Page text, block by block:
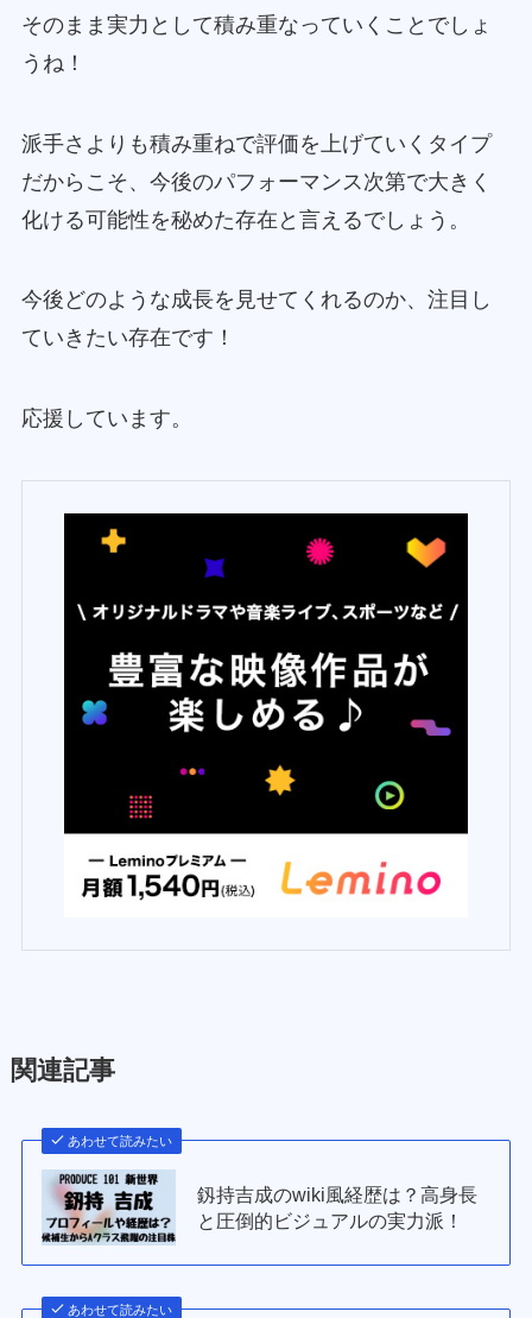
そのまま実力として積み重なっていくことでしょ
うね！
派手さよりも積み重ねで評価を上げていくタイプ
だからこそ、今後のパフォーマンス次第で大きく
化ける可能性を秘めた存在と言えるでしょう。
今後どのような成長を見せてくれるのか、注目し
ていきたい存在です！
応援しています。
関連記事
あわせて読みたい
釼持吉成のwiki風経歴は？高身長
と圧倒的ビジュアルの実力派！
あわせて読みたい